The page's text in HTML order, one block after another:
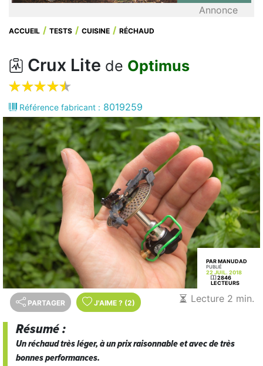
Annonce
ACCUEIL TESTS CUISINE RÉCHAUD
Crux Lite de Optimus


Référence fabricant : 8019259
PAR MANUDAD
PUBLIÉ
22 JUIL. 2018
2846
LECTEURS
PARTAGER J'AIME ? (2) Lecture 2 min.
Résumé :
Un réchaud très léger, à un prix raisonnable et avec de très
bonnes performances.